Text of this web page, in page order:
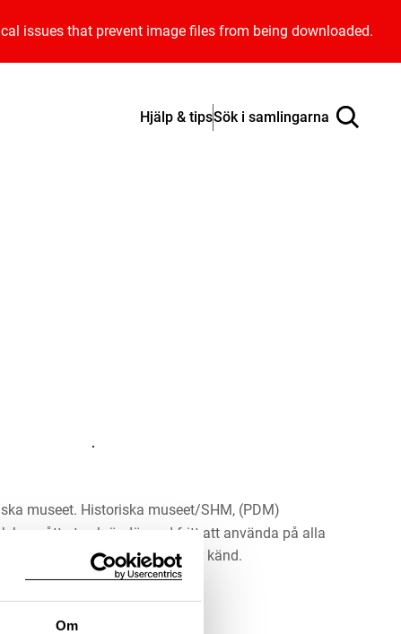
Om
issues that prevent image files from being downloaded.
Hjälp & tipsSök i samlingarna
museet. Historiska museet/SHM, (PDM)
har gått ut och är därmed fritt att använda på alla
upphovsperson om denne är känd.